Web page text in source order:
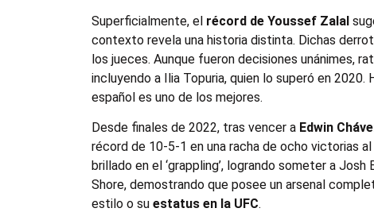
Superficialmente, el récord de Youssef Zalal
contexto revela una historia distinta. Dichas
los jueces. Aunque fueron decisiones unánimes,
incluyendo a Ilia Topuria, quien lo superó en
español es uno de los mejores.
Desde finales de 2022, tras vencer a Edwin
récord de 10-5-1 en una racha de ocho victorias
brillado en el ‘grappling’, logrando someter a
Shore, demostrando que posee un arsenal
estilo o suestatus en la UFC.